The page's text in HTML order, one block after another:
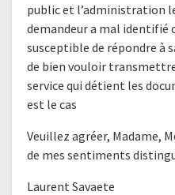
public et l’administration
demandeur a mal identifié
susceptible de répondre à
de bien vouloir
service qui détient les
est le cas
Veuillez agréer, Madame,
de mes sentiments
Laurent Savaete